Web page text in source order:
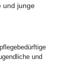
und junge
und